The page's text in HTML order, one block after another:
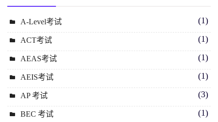
A-Level考试 (1)
ACT考试 (1)
AEAS考试 (1)
AEIS考试 (1)
AP 考试 (3)
BEC 考试 (1)